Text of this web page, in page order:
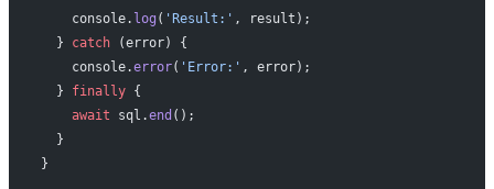
    console.
log ( 'Result:' , result);
  }
catch (error) {
    console.
error( 'Error:' , error);
  }
finally {
    await
sql.end ();
  }
}